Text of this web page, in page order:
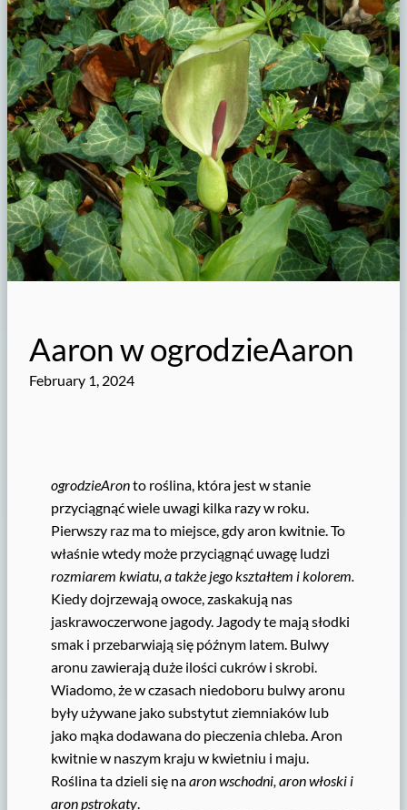
Aaron w ogrodzieAaron
February 1, 2024
ogrodzieAronto roślina, która jest w stanie
przyciągnąć wiele uwagi kilka razy w roku.
Pierwszy raz ma to miejsce, gdy aron kwitnie. To
właśnie wtedy może przyciągnąć uwagę ludzi
rozmiarem kwiatu, a także jego kształtem i kolorem.
Kiedy dojrzewają owoce, zaskakują nas
jaskrawoczerwone jagody. Jagody te mają słodki
smak i przebarwiają się późnym latem. Bulwy
aronu zawierają duże ilości cukrów i skrobi.
Wiadomo, że w czasach niedoboru bulwy aronu
były używane jako substytut ziemniaków lub
jako mąka dodawana do pieczenia chleba. Aron
kwitnie w naszym kraju w kwietniu i maju.
Roślina ta dzieli się naaron wschodni, aron włoski i
aron pstrokaty